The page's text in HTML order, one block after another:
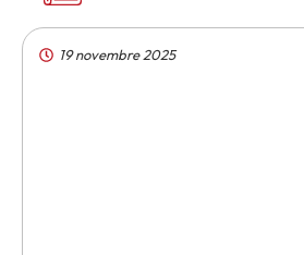
19 novembre 2025